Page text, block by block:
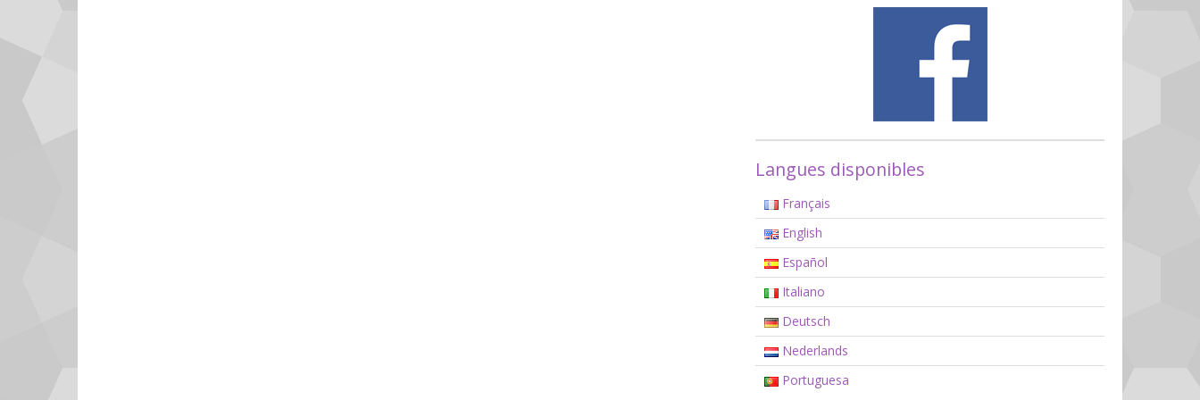
Langues disponibles
Français
English
Español
Italiano
Deutsch
Nederlands
Portuguesa